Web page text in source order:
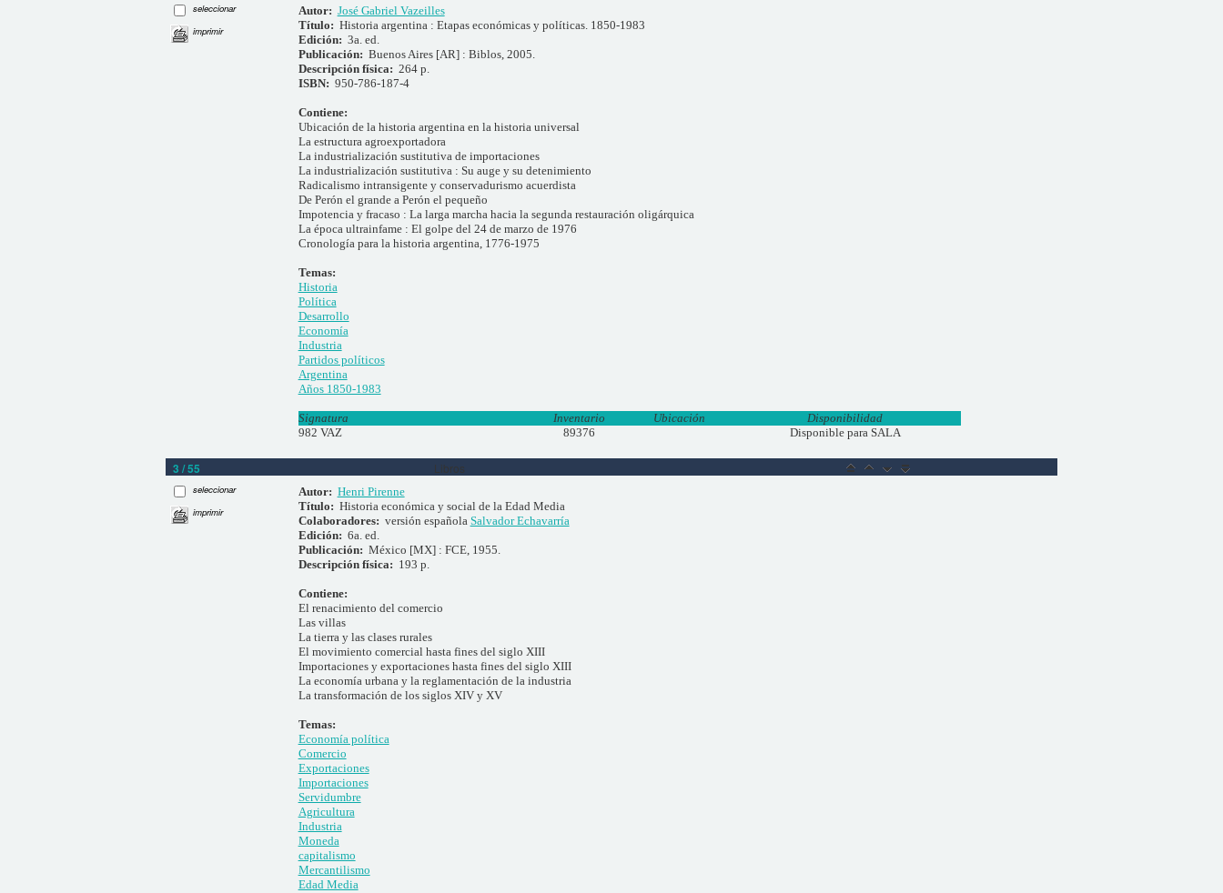
seleccionar
imprimir
Autor: José Gabriel Vazeilles
Título: Historia argentina : Etapas económicas y políticas. 1850-1983
Edición: 3a. ed.
Publicación: Buenos Aires [AR] : Biblos, 2005.
Descripción física: 264 p.
ISBN: 950-786-187-4
Contiene:
Ubicación de la historia argentina en la historia universal
La estructura agroexportadora
La industrialización sustitutiva de importaciones
La industrialización sustitutiva : Su auge y su detenimiento
Radicalismo intransigente y conservadurismo acuerdista
De Perón el grande a Perón el pequeño
Impotencia y fracaso : La larga marcha hacia la segunda restauración oligárquica
La época ultrainfame : El golpe del 24 de marzo de 1976
Cronología para la historia argentina, 1776-1975
Temas:
Historia
Política
Desarrollo
Economía
Industria
Partidos políticos
Argentina
Años 1850-1983
Signatura Inventario Ubicación
Disponibilidad
982 VAZ
89376 Disponible para SALA
3 / 55 Libros
seleccionar
imprimir
Autor: Henri Pirenne
Título: Historia económica y social de la Edad Media
Colaboradores: versión española Salvador Echavarría
Edición: 6a. ed.
Publicación: México [MX] : FCE, 1955.
Descripción física: 193 p.
Contiene:
El renacimiento del comercio
Las villas
La tierra y las clases rurales
El movimiento comercial hasta fines del siglo XIII
Importaciones y exportaciones hasta fines del siglo XIII
La economía urbana y la reglamentación de la industria
La transformación de los siglos XIV y XV
Temas:
Economía política
Comercio
Exportaciones
Importaciones
Servidumbre
Agricultura
Industria
Moneda
capitalismo
Mercantilismo
Edad Media